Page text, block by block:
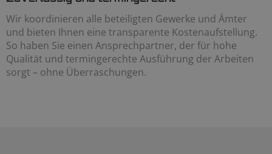
Wir koordinieren alle beteiligten Gewerke und Ämter
und bieten Ihnen eine transparente Kostenaufstellung.
So haben Sie einen Ansprechpartner, der für hohe
Qualität und termingerechte Ausführung der Arbeiten
sorgt – ohne Überraschungen.